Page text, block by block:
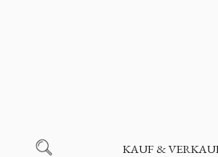
KAUF &